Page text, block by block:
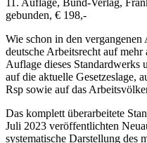
gebunden, € 198,-
Wie schon in den
deutsche Arbeitsrecht auf
Auflage dieses Standardwerks
auf die aktuelle Gesetzeslage,
Rsp sowie auf das
Das komplett überarbeitete
Juli 2023 veröffentlichten
systematische Darstellung des